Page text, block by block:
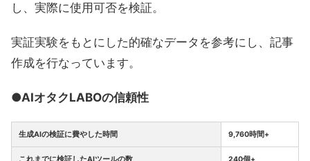
し、実際に使用可否を検証。
実証実験をもとにした的確なデータを参考にし、記事
作成を行なっています。
●AIオタクLABOの信頼性
生成AIの検証に費やした時間 9,760時間+